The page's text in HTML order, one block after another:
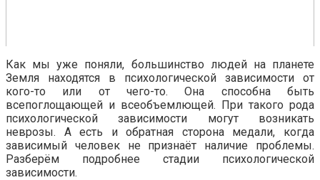
Как мы уже поняли, большинство людей на планете
Земля находятся в психологической зависимости от
кого-то или от чего-то. Она способна быть
всепоглощающей и всеобъемлющей. При такого рода
психологической зависимости могут возникать
неврозы. А есть и обратная сторона медали, когда
зависимый человек не признаёт наличие проблемы.
Разберём подробнее стадии психологической
зависимости.